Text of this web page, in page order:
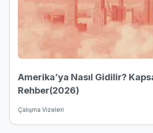
Amerika’ya Nasıl Gidilir?
Rehber(2026)
Çalışma Vizeleri